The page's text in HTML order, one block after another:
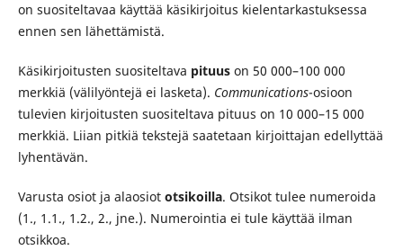
on suositeltavaa käyttää käsikirjoitus kielentarkastuksessa
ennen sen lähettämistä.
Käsikirjoitusten suositeltava pituus on 50 000–100 000
merkkiä (välilyöntejä ei lasketa). Communications-osioon
tulevien kirjoitusten suositeltava pituus on 10 000–15 000
merkkiä. Liian pitkiä tekstejä saatetaan kirjoittajan edellyttää
lyhentävän.
Varusta osiot ja alaosiot otsikoilla. Otsikot tulee numeroida
(1., 1.1., 1.2., 2., jne.). Numerointia ei tule käyttää ilman
otsikkoa.